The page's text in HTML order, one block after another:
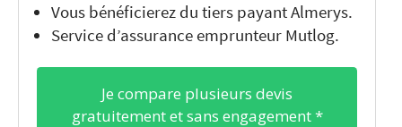
Vous bénéficierez du tiers payant Almerys.
Service d’assurance emprunteur Mutlog.
Je compare plusieurs devis
gratuitement et sans engagement *